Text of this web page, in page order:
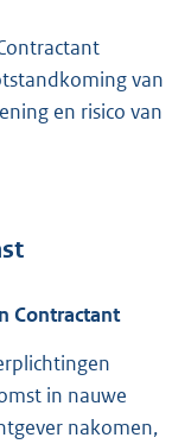
van
en risico van
Contractant
in nauwe
nakomen,